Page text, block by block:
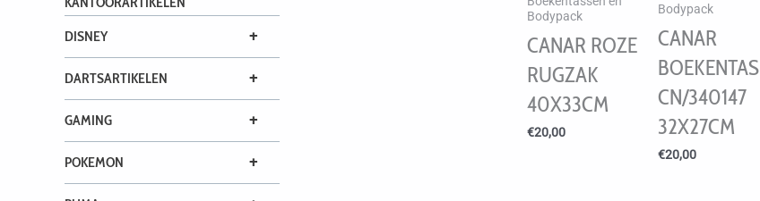
DISNEY +
DARTSARTIKELEN +
GAMING +
POKEMON +
Bodypack
CANAR ROZE
RUGZAK
40X33CM
€20,00
Bodypack
CANAR
BOEKENTAS
CN/340147
32X27CM
€20,00